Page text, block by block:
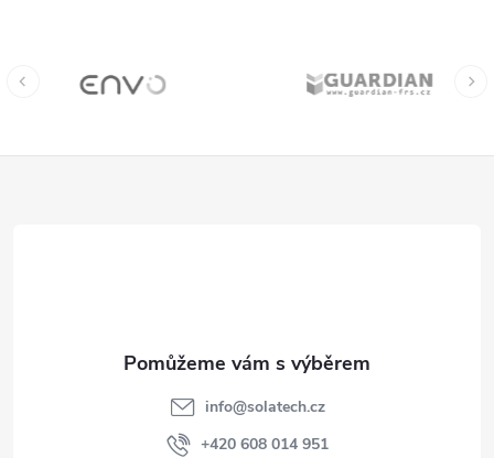
info@solatech.cz
+420 608 014 951